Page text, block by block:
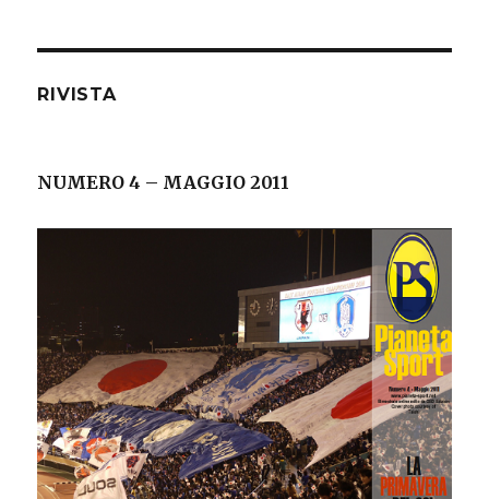
RIVISTA
NUMERO 4 – MAGGIO 2011